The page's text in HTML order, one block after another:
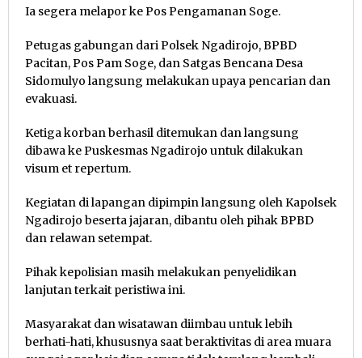
Ia segera melapor ke Pos Pengamanan Soge.
Petugas gabungan dari Polsek Ngadirojo, BPBD
Pacitan, Pos Pam Soge, dan Satgas Bencana Desa
Sidomulyo langsung melakukan upaya pencarian dan
evakuasi.
Ketiga korban berhasil ditemukan dan langsung
dibawa ke Puskesmas Ngadirojo untuk dilakukan
visum et repertum.
Kegiatan di lapangan dipimpin langsung oleh Kapolsek
Ngadirojo beserta jajaran, dibantu oleh pihak BPBD
dan relawan setempat.
Pihak kepolisian masih melakukan penyelidikan
lanjutan terkait peristiwa ini.
Masyarakat dan wisatawan diimbau untuk lebih
berhati-hati, khususnya saat beraktivitas di area muara